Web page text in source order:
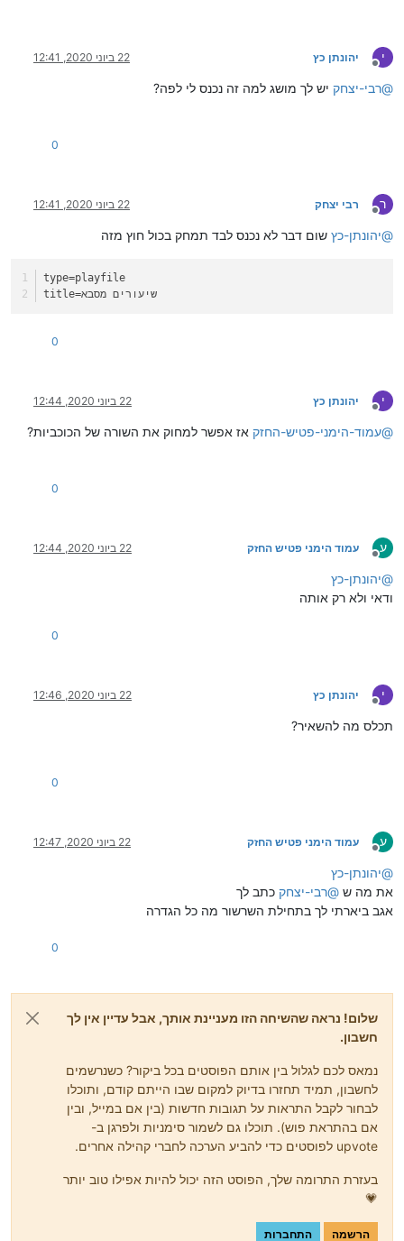
י
מנותק
יהונתן כץ 22 ביוני 2020, 12:41
@רבי-יצחק יש לך מושג למה זה נכנס לי לפה?
0
ר
מנותק
רבי יצחק 22 ביוני 2020, 12:41
@יהונתן-כץ שום דבר לא נכנס לבד תמחק בכול חוץ מזה
type=playfile
title =שיעורים מסבא
0
י
מנותק
יהונתן כץ 22 ביוני 2020, 12:44
@עמוד-הימני-פטיש-החזק אז אפשר למחוק את השורה של הכוכביות?
0
ע
מנותק
עמוד הימני פטיש החזק 22 ביוני 2020, 12:44
@יהונתן-כץ
ודאי ולא רק אותה
0
י
מנותק
יהונתן כץ 22 ביוני 2020, 12:46
תכלס מה להשאיר?
0
ע
מנותק
עמוד הימני פטיש החזק 22 ביוני 2020, 12:47
@יהונתן-כץ
את מה ש @רבי-יצחק כתב לך
אגב ביארתי לך בתחילת השרשור מה כל הגדרה
0
שלום! נראה שהשיחה הזו מעניינת אותך, אבל עדיין אין לך
חשבון.
נמאס לכם לגלול בין אותם הפוסטים בכל ביקור? כשנרשמים
לחשבון, תמיד תחזרו בדיוק למקום שבו הייתם קודם, ותוכלו
לבחור לקבל התראות על תגובות חדשות (בין אם במייל, ובין
אם בהתראת פוש). תוכלו גם לשמור סימניות ולפרגן ב-
upvote לפוסטים כדי להביע הערכה לחברי קהילה אחרים.
בעזרת התרומה שלך, הפוסט הזה יכול להיות אפילו טוב יותר
💗
הרשמה התחברות